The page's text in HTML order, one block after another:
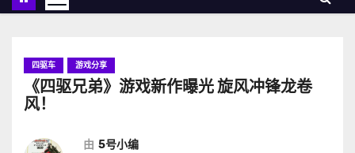
四驱车 游戏分享
《四驱兄弟》游戏新作曝光 旋风冲锋龙卷
风！
由 5号小编